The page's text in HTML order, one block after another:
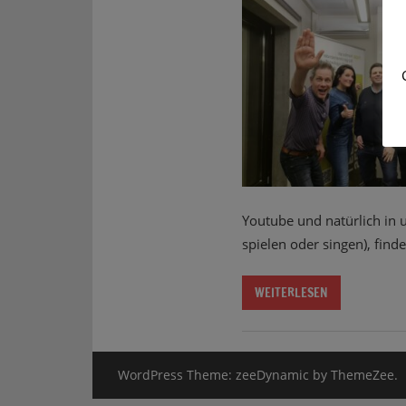
Youtube und natürlich in
spielen oder singen),
WEITERLESEN
WordPress Theme: zeeDynamic by ThemeZee.